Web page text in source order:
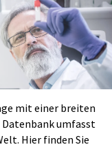
mit einer breiten
umfasst
Hier finden Sie